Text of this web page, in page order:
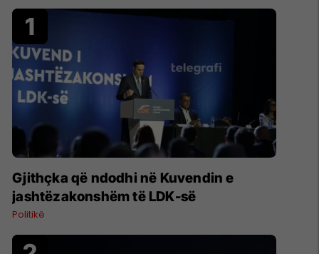
Gjithçka që ndodhi në Kuvendin e
jashtëzakonshëm të LDK-së
Politikë